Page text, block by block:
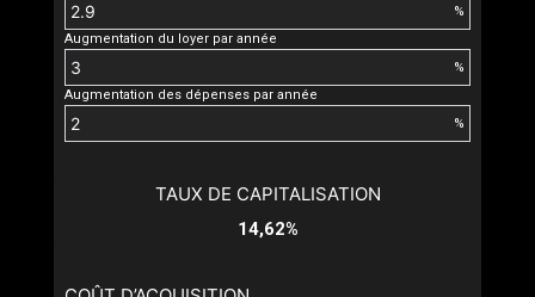
%
Augmentation du loyer par année
%
Augmentation des dépenses par année
%
TAUX DE CAPITALISATION
14,62%